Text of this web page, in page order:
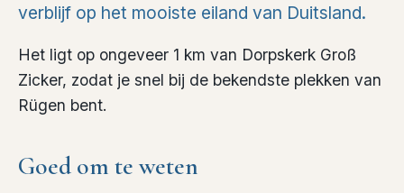
verblijf op het mooiste eiland van Duitsland.
Het ligt op ongeveer 1 km van Dorpskerk Groß
Zicker, zodat je snel bij de bekendste plekken van
Rügen bent.
Goed om te weten